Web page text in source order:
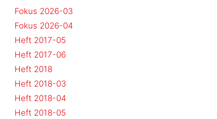
Fokus 2026-03
Fokus 2026-04
Heft 2017-05
Heft 2017-06
Heft 2018
Heft 2018-03
Heft 2018-04
Heft 2018-05